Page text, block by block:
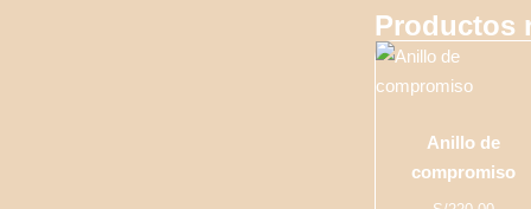
Productos
Anillo de
compromiso